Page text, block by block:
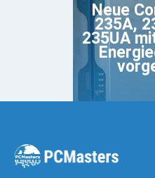
Neue
235A,
235UA